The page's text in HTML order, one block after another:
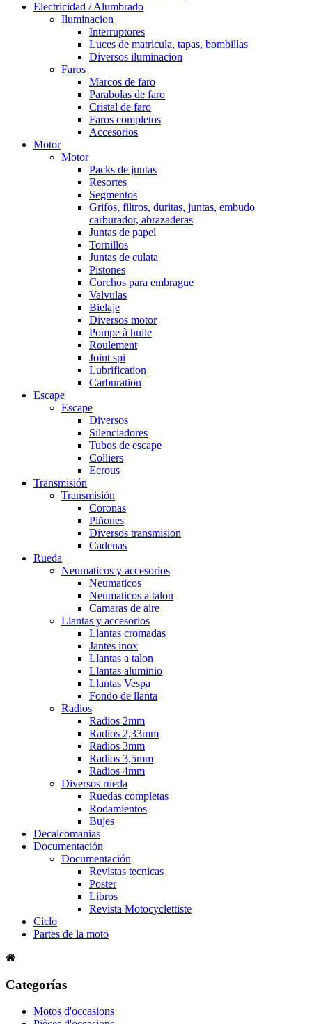
Electricidad / Alumbrado
Iluminacion
Interruptores
Luces de matricula, tapas, bombillas
Diversos iluminacion
Faros
Marcos de faro
Parabolas de faro
Cristal de faro
Faros completos
Accesorios
Motor
Motor
Packs de juntas
Resortes
Segmentos
Grifos, filtros, duritas, juntas, embudo
carburador, abrazaderas
Juntas de papel
Tornillos
Juntas de culata
Pistones
Corchos para embrague
Valvulas
Bielaje
Diversos motor
Pompe à huile
Roulement
Joint spi
Lubrification
Carburation
Escape
Escape
Diversos
Silenciadores
Tubos de escape
Colliers
Ecrous
Transmisión
Transmisión
Coronas
Piñones
Diversos transmision
Cadenas
Rueda
Neumaticos y accesorios
Neumaticos
Neumaticos a talon
Camaras de aire
Llantas y accesorios
Llantas cromadas
Jantes inox
Llantas a talon
Llantas aluminio
Llantas Vespa
Fondo de llanta
Radios
Radios 2mm
Radios 2,33mm
Radios 3mm
Radios 3,5mm
Radios 4mm
Diversos rueda
Ruedas completas
Rodamientos
Bujes
Decalcomanias
Documentación
Documentación
Revistas tecnicas
Poster
Libros
Revista Motocyclettiste
Ciclo
Partes de la moto
Categorías
Motos d'occasions